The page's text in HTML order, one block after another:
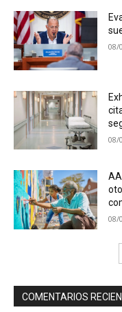
08/
08/
08/
COMENTARIOS